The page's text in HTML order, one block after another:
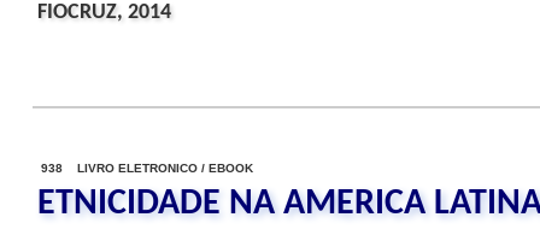
FIOCRUZ, 2014
938 LIVRO ELETRONICO / EBOOK
ETNICIDADE NA AMERICA